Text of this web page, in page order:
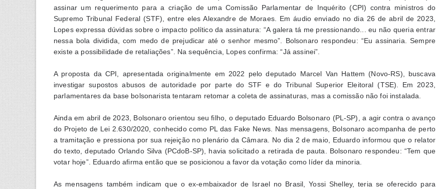
assinar um requerimento para a criação de uma Comissão Parlamentar de Inquérito (CPI) contra ministros do
Supremo Tribunal Federal (STF), entre eles Alexandre de Moraes. Em áudio enviado no dia 26 de abril de 2023,
Lopes expressa dúvidas sobre o impacto político da assinatura: “A galera tá me pressionando... eu não queria entrar
nessa bola dividida, com medo de prejudicar até o senhor mesmo”. Bolsonaro respondeu: “Eu assinaria. Sempre
existe a possibilidade de retaliações”. Na sequência, Lopes confirma: “Já assinei”.
A proposta da CPI, apresentada originalmente em 2022 pelo deputado Marcel Van Hattem (Novo-RS), buscava
investigar supostos abusos de autoridade por parte do STF e do Tribunal Superior Eleitoral (TSE). Em 2023,
parlamentares da base bolsonarista tentaram retomar a coleta de assinaturas, mas a comissão não foi instalada.
Ainda em abril de 2023, Bolsonaro orientou seu filho, o deputado Eduardo Bolsonaro (PL-SP), a agir contra o avanço
do Projeto de Lei 2.630/2020, conhecido como PL das Fake News. Nas mensagens, Bolsonaro acompanha de perto
a tramitação e pressiona por sua rejeição no plenário da Câmara. No dia 2 de maio, Eduardo informou que o relator
do texto, deputado Orlando Silva (PCdoB-SP), havia solicitado a retirada de pauta. Bolsonaro respondeu: “Tem que
votar hoje”. Eduardo afirma então que se posicionou a favor da votação como líder da minoria.
As mensagens também indicam que o ex-embaixador de Israel no Brasil, Yossi Shelley, teria se oferecido para